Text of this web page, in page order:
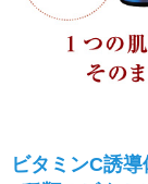
ビタミンC誘